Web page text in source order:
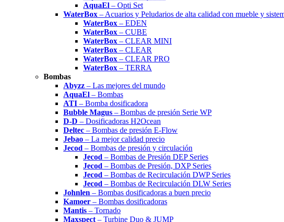
AquaEl – Opti Set
WaterBox – Acuarios y Peludarios de alta calidad con mueble y
WaterBox – EDEN
WaterBox – CUBE
WaterBox – CLEAR MINI
WaterBox – CLEAR
WaterBox – CLEAR PRO
WaterBox – TERRA
Bombas
Abyzz – Las mejores del mundo
AquaEl – Bombas
ATI – Bomba dosificadora
Bubble Magus – Bombas de presión Serie WP
D-D – Dosificadoras H2Ocean
Deltec – Bombas de presión E-Flow
Jebao – La mejor calidad precio
Jecod – Bombas de presión y circulación
Jecod – Bombas de Presión DEP Series
Jecod – Bombas de Presión, DXP Series
Jecod – Bombas de Recirculación DWP Series
Jecod – Bombas de Recirculación DLW Series
Johnlen – Bombas dosificadoras a buen precio
Kamoer – Bombas dosificadoras
Mantis – Tornado
Maxspect – Turbine Duo & JUMP